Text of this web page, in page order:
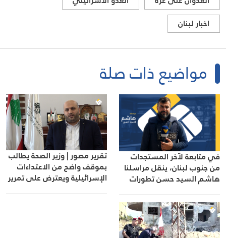
اخبار لبنان
مواضيع ذات صلة
في متابعة لآخر المستجدات
من جنوب لبنان، ينقل مراسلنا
هاشم السيد حسن تطورات
تقرير مصور | وزير الصحة يطالب
بموقف واضح من الاعتداءات
الإسرائيلية ويعترض على تمرير